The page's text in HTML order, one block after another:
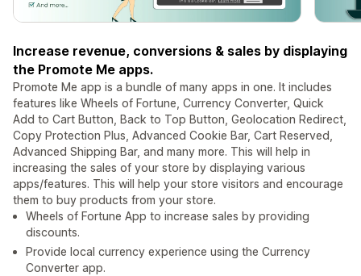
Increase revenue, conversions & sales by displaying
the Promote Me apps.
Promote Me app is a bundle of many apps in one. It includes
features like Wheels of Fortune, Currency Converter, Quick
Add to Cart Button, Back to Top Button, Geolocation Redirect,
Copy Protection Plus, Advanced Cookie Bar, Cart Reserved,
Advanced Shipping Bar, and many more. This will help in
increasing the sales of your store by displaying various
apps/features. This will help your store visitors and encourage
them to buy products from your store.
Wheels of Fortune App to increase sales by providing
discounts.
Provide local currency experience using the Currency
Converter app.